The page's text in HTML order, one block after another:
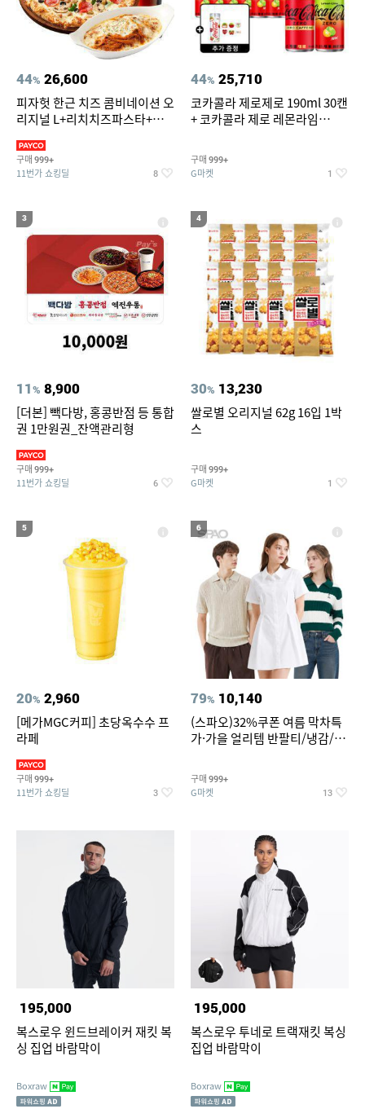
44% 26,600
피자헛 한근 치즈 콤비네이션 오
리지널 L+리치치즈파스타+콜
구매 999+
11번가 쇼킹딜 8
44% 25,710
코카콜라 제로제로 190ml 30캔
+ 코카콜라 제로 레몬라임
티커 세트
구매 999+
G마켓 1
3
11% 8,900
[더본] 빽다방, 홍콩반점 등 통합
권 1만원권_잔액관리형
구매 999+
11번가 쇼킹딜 6
4
30% 13,230
쌀로별 오리지널 62g 16입 1박
스
구매 999+
G마켓 1
5
20% 2,960
[메가MGC커피] 초당옥수수 프
라페
구매 999+
11번가 쇼킹딜 3
6
79% 10,140
(스파오)32%쿠폰 여름 막차특
가·가을 얼리템 반팔티/냉감/반
건 외 ~74%OFF
구매 999+
G마켓 13
195,000
복스로우 윈드브레이커 재킷 복
싱 집업 바람막이
Boxraw
195,000
복스로우 투네로 트랙재킷 복싱
집업 바람막이
Boxraw